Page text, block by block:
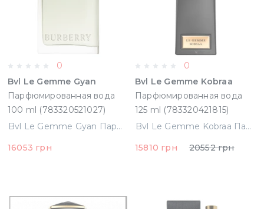
0
Bvl Le Gemme Gyan
Парфюмированная вода
100 ml (783320521027)
Bvl Le Gemme Gyan Парфюмированная вода 100 ml (783320521027)
16053 грн
0
Bvl Le Gemme Kobraa
Парфюмированная вода
125 ml (783320421815)
Bvl Le Gemme Kobraa Парфюмированная вода 125 ml (783320421815)
15810 грн
20552 грн